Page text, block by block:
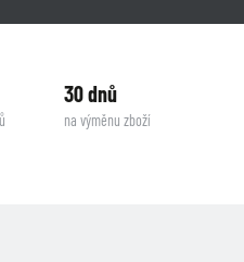
30 dnů
na výměnu zboží